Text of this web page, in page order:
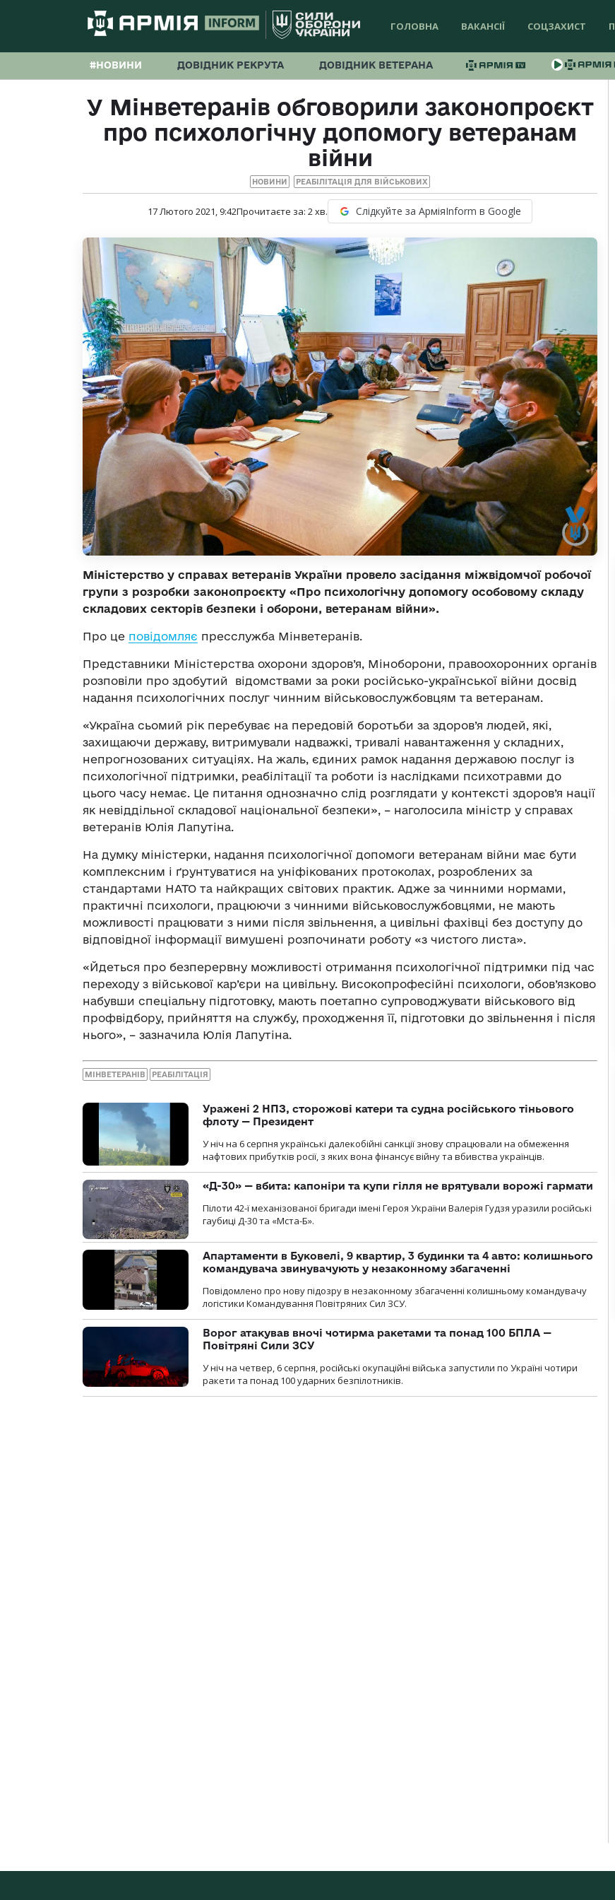
ГОЛОВНА ВАКАНСІЇ СОЦЗАХИСТ
#НОВИНИ ДОВІДНИК РЕКРУТА ДОВІДНИК ВЕТЕРАНА
У Мінветеранів обговорили законопроєкт
про психологічну допомогу ветеранам
війни
НОВИНИ РЕАБІЛІТАЦІЯ ДЛЯ ВІЙСЬКОВИХ
17 Лютого 2021, 9:42Прочитаєте за: 2хв. Слідкуйте за АрміяInform в Google
Міністерство у справах ветеранів України провело засідання міжвідомчої робочої
групи з розробки законопроєкту «Про психологічну допомогу особовому складу
складових секторів безпеки і оборони, ветеранам війни».
Про це повідомляє пресслужба Мінветеранів.
Представники Міністерства охорони здоров’я, Міноборони, правоохоронних органів
розповіли про здобутий відомствами за роки російсько-української війни досвід
надання психологічних послуг чинним військовослужбовцям та ветеранам.
«Україна сьомий рік перебуває на передовій боротьби за здоров’я людей, які,
захищаючи державу, витримували надважкі, тривалі навантаження у складних,
непрогнозованих ситуаціях. На жаль, єдиних рамок надання державою послуг із
психологічної підтримки, реабілітації та роботи із наслідками психотравми до
цього часу немає. Це питання однозначно слід розглядати у контексті здоров’я нації
як невіддільної складової національної безпеки», – наголосила міністр у справах
ветеранів Юлія Лапутіна.
На думку міністерки, надання психологічної допомоги ветеранам війни має бути
комплексним і ґрунтуватися на уніфікованих протоколах, розроблених за
стандартами НАТО та найкращих світових практик. Адже за чинними нормами,
практичні психологи, працюючи з чинними військовослужбовцями, не мають
можливості працювати з ними після звільнення, а цивільні фахівці без доступу до
відповідної інформації вимушені розпочинати роботу «з чистого листа».
«Йдеться про безперервну можливості отримання психологічної підтримки під час
переходу з військової кар’єри на цивільну. Високопрофесійні психологи, обов’язково
набувши спеціальну підготовку, мають поетапно супроводжувати військового від
профвідбору, прийняття на службу, проходження її, підготовки до звільнення і після
нього», – зазначила Юлія Лапутіна.
МІНВЕТЕРАНІВ РЕАБІЛІТАЦІЯ
Уражені 2 НПЗ, сторожові катери та судна російського тіньового
флоту — Президент
У ніч на 6 серпня українські далекобійні санкції знову спрацювали на обмеження
нафтових прибутків росії, з яких вона фінансує війну та вбивства українців.
«Д-30» — вбита: капоніри та купи гілля не врятували ворожі гармати
Пілоти 42-ї механізованої бригади імені Героя України Валерія Гудзя уразили російські
гаубиці Д-30 та «Мста-Б».
Апартаменти в Буковелі, 9 квартир, 3 будинки та 4 авто: колишнього
командувача звинувачують у незаконному збагаченні
Повідомлено про нову підозру в незаконному збагаченні колишньому командувачу
логістики Командування Повітряних Сил ЗСУ.
Ворог атакував вночі чотирма ракетами та понад 100 БПЛА —
Повітряні Сили ЗСУ
У ніч на четвер, 6 серпня, російські окупаційні війська запустили по Україні чотири
ракети та понад 100 ударних безпілотників.